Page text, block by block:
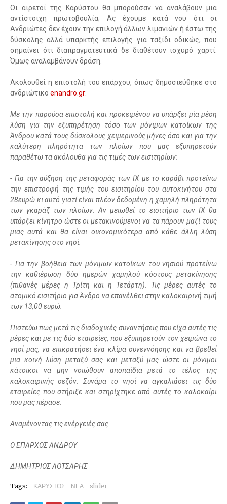
Οι αιρετοί της Καρύστου θα μπορούσαν να αναλάβουν μια
αντίστοιχη πρωτοβουλία;
Ας έχουμε κατά νου ότι οι
Ανδριώτες δεν έχουν την επιλογή άλλων λιμανιών ή έστω της
δύσκολης αλλά υπαρκτής επιλογής για ταξίδι οδικώς, που
σημαίνει ότι διαπραγματευτικά δε διαθέτουν ισχυρό χαρτί.
Όμως αναλαμβάνουν δράση.
Ακολουθεί η επιστολή του επάρχου, όπως δημοσιεύθηκε στο
ανδριώτικο enandro.gr:
Με την παρούσα επιστολή και προκειμένου να υπάρξει μία μέση
λύση για την εξυπηρέτηση τόσο των μόνιμων κατοίκων της
Άνδρου κατά τους δύσκολους χειμερινούς μήνες όσο και για την
καλύτερη πληρότητα των πλοίων που μας εξυπηρετούν
παραθέτω τα ακόλουθα για τις τιμές των εισιτηρίων:
- Για την αύξηση της μεταφοράς των ΙΧ με το καράβι προτείνω
την επιστροφή της τιμής του εισιτηρίου του αυτοκινήτου στα
28ευρώ κι αυτό γιατί είναι πλέον δεδομένη η χαμηλή πληρότητα
των γκαράζ των πλοίων. Αν μειωθεί το εισιτήριο των ΙΧ θα
υπάρξει κίνητρο ώστε οι μετακινούμενοι να τα πάρουν μαζί τους
μιας αυτά και θα είναι οικονομικότερα από κάθε άλλη λύση
μετακίνησης στο νησί.
- Για την βοήθεια των μόνιμων κατοίκων του νησιού προτείνω
την καθιέρωση δύο ημερών χαμηλού κόστους μετακίνησης
(πιθανές μέρες η Τρίτη και η Τετάρτη). Τις μέρες αυτές το
ατομικό εισιτήριο για Άνδρο να επανέλθει στην καλοκαιρινή τιμή
των 13,00 ευρώ.
Πιστεύω πως μετά τις διαδοχικές συναντήσεις που είχα αυτές τις
μέρες και με τις δύο εταιρείες, που εξυπηρετούν τον χειμώνα το
νησί μας, να επικρατήσει ένα κλίμα συνεννόησης και να βρεθεί
μια κοινή λύση μεταξύ σας και μεταξύ μας ώστε οι μόνιμοι
κάτοικοι να μην νοιώθουν αποπαίδια μετά το τέλος της
καλοκαιρινής σεζόν. Συνάμα το νησί να αγκαλιάσει τις δύο
εταιρείες που στήριξε και στηρίχτηκε από αυτές το καλοκαίρι
που μας πέρασε.
Αναμένοντας τις ενέργειές σας.
Ο ΕΠΑΡΧΟΣ ΑΝΔΡΟΥ
ΔΗΜΗΤΡΙΟΣ ΛΟΤΣΑΡΗΣ
Tags: ΚΑΡΥΣΤΟΣ ΝΕΑ slider